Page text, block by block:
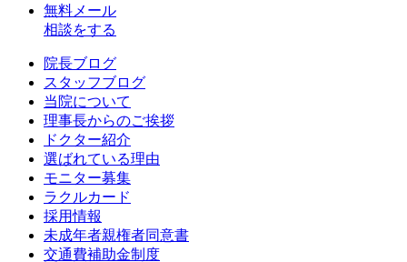
無料メール
相談をする
院長ブログ
スタッフブログ
当院について
理事長からのご挨拶
ドクター紹介
選ばれている理由
モニター募集
ラクルカード
採用情報
未成年者親権者同意書
交通費補助金制度